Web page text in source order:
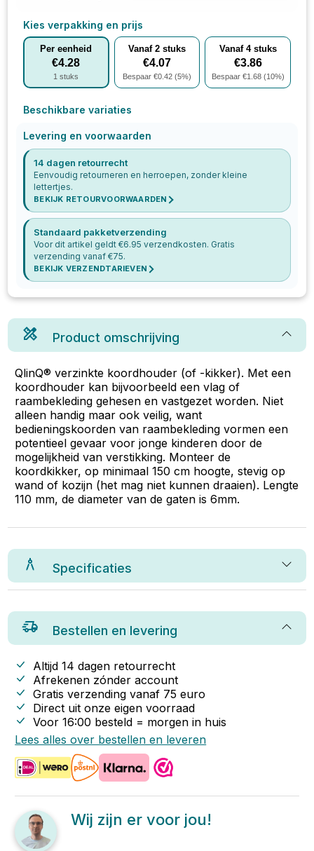
Kies verpakking en prijs
Per eenheid
€4.28
1 stuks
Vanaf 2 stuks
€4.07
Bespaar €0.42 (5%)
Vanaf 4stuks
€3.86
Bespaar €1.68(10%)
Beschikbare variaties
Levering en voorwaarden
14 dagen retourrecht
Eenvoudig retourneren en herroepen, zonder kleine
lettertjes.
BEKIJK RETOURVOORWAARDEN
Standaard pakketverzending
Voor dit artikel geldt €6.95 verzendkosten. Gratis
verzending vanaf €75.
BEKIJK VERZENDTARIEVEN
Product omschrijving
QlinQ® verzinkte koordhouder (of -kikker). Met een
koordhouder kan bijvoorbeeld een vlag of
raambekleding gehesen en vastgezet worden. Niet
alleen handig maar ook veilig, want
bedieningskoorden van raambekleding vormen een
potentieel gevaar voor jonge kinderen door de
mogelijkheid van verstikking. Monteer de
koordkikker, op minimaal 150 cm hoogte, stevig op
wand of kozijn (het mag niet kunnen draaien). Lengte
110 mm, de diameter van de gaten is 6mm.
Specificaties
Bestellen en levering
Altijd 14 dagen retourrecht
Afrekenen zónder account
Gratis verzending vanaf 75 euro
Direct uit onze eigen voorraad
Voor 16:00 besteld = morgen in huis
Lees alles over bestellen en leveren
Wij zijn er voor jou!